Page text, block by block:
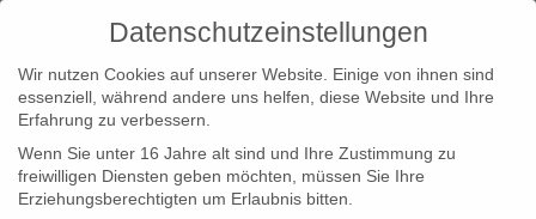
Datenschutzeinstellungen
Wir nutzen Cookies auf unserer Website. Einige von ihnen sind
essenziell, während andere uns helfen, diese Website und Ihre
Erfahrung zu verbessern.
Wenn Sie unter 16 Jahre alt sind und Ihre Zustimmung zu
freiwilligen Diensten geben möchten, müssen Sie Ihre
Erziehungsberechtigten um Erlaubnis bitten.